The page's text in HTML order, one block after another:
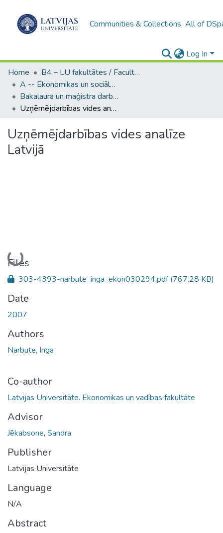
Communities & Collections All of
Log In
Home
B4 – LU fakultātes / Faculties of the UL
A -- Ekonomikas un sociālo zinātņu fakultāte / Faculty of Economics and Social Sciences
Bakalaura un maģistra darbi (ESZF) / Bachelor's and Master's theses
Uzņēmējdarbības vides analīze Latvijā
Uzņēmējdarbības vides analīze
Latvijā
Loading...
Files
303-4393-narbute_inga_ekon030294.pdf(767.28 KB)
Date
2007
Authors
Narbute, Inga
Co-author
Latvijas Universitāte. Ekonomikas un vadības fakultāte
Advisor
Jēkabsone, Sandra
Publisher
Latvijas Universitāte
Language
N/A
Abstract